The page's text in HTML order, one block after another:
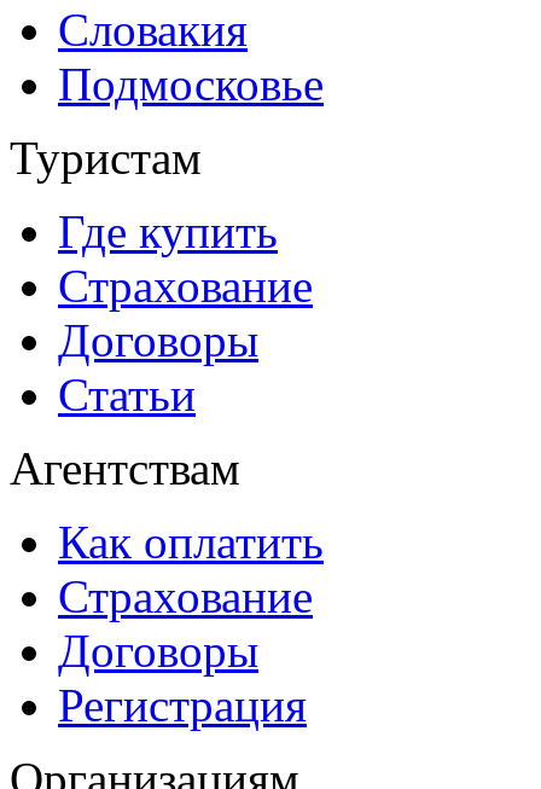
Словакия
Подмосковье
Туристам
Где купить
Страхование
Договоры
Статьи
Агентствам
Как оплатить
Страхование
Договоры
Регистрация
Организациям